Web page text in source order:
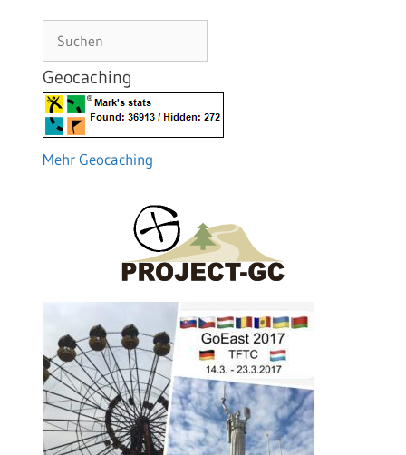
Geocaching
Mehr Geocaching